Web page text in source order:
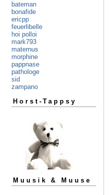
bateman
bonafide
ericpp
feuerlibelle
hoi polloi
mark793
maternus
morphine
pappnase
pathologe
sid
zampano
Horst-Tappsy
Muusik & Muuse